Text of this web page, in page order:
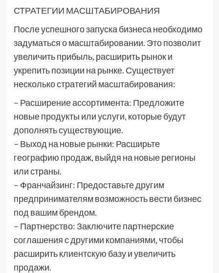
СТРАТЕГИИ МАСШТАБИРОВАНИЯ
После успешного запуска бизнеса необходимо
задуматься о масштабировании. Это позволит
увеличить прибыль, расширить рынок и
укрепить позиции на рынке. Существует
несколько стратегий масштабирования:
– Расширение ассортимента: Предложите
новые продукты или услуги, которые будут
дополнять существующие.
– Выход на новые рынки: Расширьте
географию продаж, выйдя на новые регионы
или страны.
– Франчайзинг: Предоставьте другим
предпринимателям возможность вести бизнес
под вашим брендом.
– Партнерство: Заключите партнерские
соглашения с другими компаниями, чтобы
расширить клиентскую базу и увеличить
продажи.